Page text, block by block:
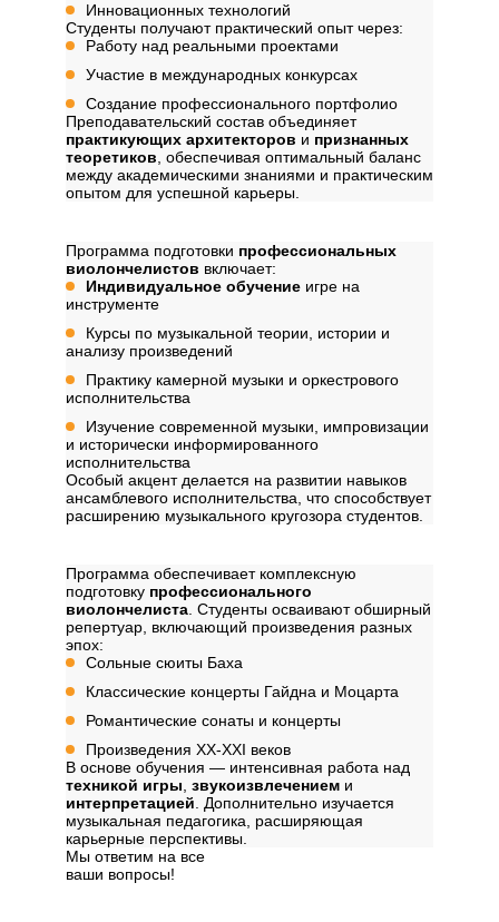
Инновационных технологий
Студенты получают практический опыт через:
Работу над реальными проектами
Участие в международных конкурсах
Создание профессионального портфолио
Преподавательский состав объединяет
практикующих архитекторов и признанных
теоретиков , обеспечивая оптимальный баланс
между академическими знаниями и практическим
опытом для успешной карьеры.
Программа подготовки профессиональных
виолончелистов включает:
Индивидуальное обучение игре на
инструменте
Курсы по музыкальной теории, истории и
анализу произведений
Практику камерной музыки и оркестрового
исполнительства
Изучение современной музыки, импровизации
и исторически информированного
исполнительства
Особый акцент делается на развитии навыков
ансамблевого исполнительства, что способствует
расширению музыкального кругозора студентов.
Программа обеспечивает комплексную
подготовку профессионального
виолончелиста . Студенты осваивают обширный
репертуар, включающий произведения разных
эпох:
Сольные сюиты Баха
Классические концерты Гайдна и Моцарта
Романтические сонаты и концерты
Произведения XX-XXI веков
В основе обучения — интенсивная работа над
техникой игры звукоизвлечением и
интерпретацией . Дополнительно изучается
музыкальная педагогика, расширяющая
карьерные перспективы.
Мы ответим на все
ваши вопросы!